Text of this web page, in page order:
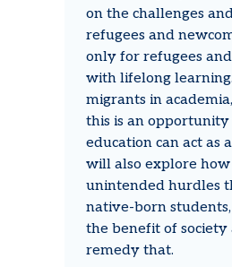
on the challenges
refugees and
only for refugees
with lifelong
migrants in
this is an
education can act as
will also explore how
unintended hurdles
native-born
the benefit of society
remedy that.